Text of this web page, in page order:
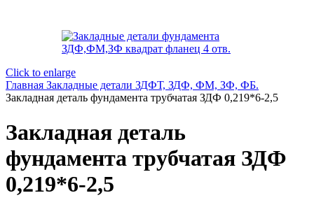
Click to enlarge
Главная Закладные детали ЗДФТ, ЗДФ, ФМ, ЗФ, ФБ.
Закладная деталь фундамента трубчатая ЗДФ 0,219*6-2,5
Закладная деталь
фундамента трубчатая ЗДФ
0,219*6-2,5